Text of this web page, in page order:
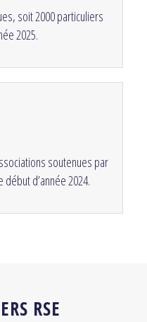
soit 2000 particuliers
2025.
soutenues par
début d’année 2024.
RSE